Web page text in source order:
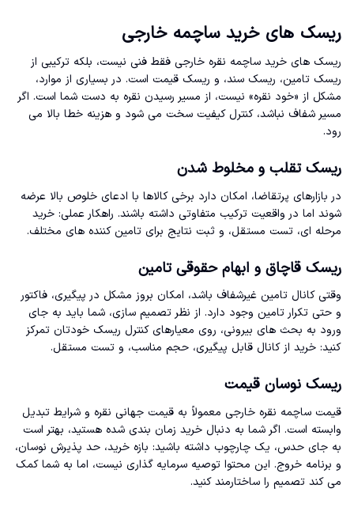
ریسک های خرید ساچمه خارجی
ریسک های خرید ساچمه نقره خارجی فقط فنی نیست، بلکه ترکیبی از
ریسک تامین، ریسک سند، و ریسک قیمت است. در بسیاری از موارد،
مشکل از «خود نقره» نیست، از مسیر رسیدن نقره به دست شما است. اگر
مسیر شفاف نباشد، کنترل کیفیت سخت می شود و هزینه خطا بالا می
رود.
ریسک تقلب و مخلوط شدن
در بازارهای پرتقاضا، امکان دارد برخی کالاها با ادعای خلوص بالا عرضه
شوند اما در واقعیت ترکیب متفاوتی داشته باشند. راهکار عملی: خرید
مرحله ای، تست مستقل، و ثبت نتایج برای تامین کننده های مختلف.
ریسک قاچاق و ابهام حقوقی تامین
وقتی کانال تامین غیرشفاف باشد، امکان بروز مشکل در پیگیری، فاکتور
و حتی تکرار تامین وجود دارد. از نظر تصمیم سازی، شما باید به جای
ورود به بحث های بیرونی، روی معیارهای کنترل ریسک خودتان تمرکز
کنید: خرید از کانال قابل پیگیری، حجم مناسب، و تست مستقل.
ریسک نوسان قیمت
قیمت ساچمه نقره خارجی معمولاً به قیمت جهانی نقره و شرایط تبدیل
وابسته است. اگر شما به دنبال خرید زمان بندی شده هستید، بهتر است
به جای حدس، یک چارچوب داشته باشید: بازه خرید، حد پذیرش نوسان،
و برنامه خروج. این محتوا توصیه سرمایه گذاری نیست، اما به شما کمک
می کند تصمیم را ساختارمند کنید.